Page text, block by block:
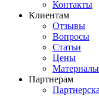
Контакты
Клиентам
Отзывы
Вопросы
Статьи
Цены
Партнерам